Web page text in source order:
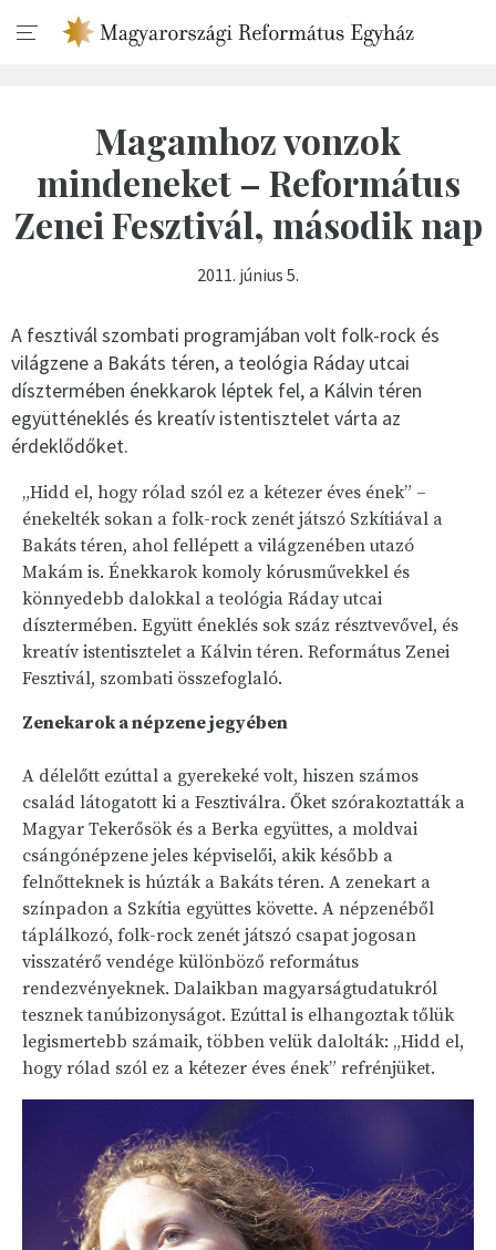
Magamhoz vonzok
mindeneket – Református
Zenei Fesztivál, második nap
2011. június 5.
A fesztivál szombati programjában volt folk-rock és
világzene a Bakáts téren, a teológia Ráday utcai
dísztermében énekkarok léptek fel, a Kálvin téren
együtténeklés és kreatív istentisztelet várta az
érdeklődőket.
„Hidd el, hogy rólad szól ez a kétezer éves ének” –
énekelték sokan a folk-rock zenét játszó Szkítiával a
Bakáts téren, ahol fellépett a világzenében utazó
Makám is. Énekkarok komoly kórusművekkel és
könnyedebb dalokkal a teológia Ráday utcai
dísztermében. Együtt éneklés sok száz résztvevővel, és
kreatív istentisztelet a Kálvin téren. Református Zenei
Fesztivál, szombati összefoglaló.
Zenekarok a népzene jegyében
A délelőtt ezúttal a gyerekeké volt, hiszen számos
család látogatott ki a Fesztiválra. Őket szórakoztatták a
Magyar Tekerősök és a Berka együttes, a moldvai
csángónépzene jeles képviselői, akik később a
felnőtteknek is húzták a Bakáts téren. A zenekart a
színpadon a Szkítia együttes követte. A népzenéből
táplálkozó, folk-rock zenét játszó csapat jogosan
visszatérő vendége különböző református
rendezvényeknek. Dalaikban magyarságtudatukról
tesznek tanúbizonyságot. Ezúttal is elhangoztak tőlük
legismertebb számaik, többen velük dalolták: „Hidd el,
hogy rólad szól ez a kétezer éves ének” refrénjüket.